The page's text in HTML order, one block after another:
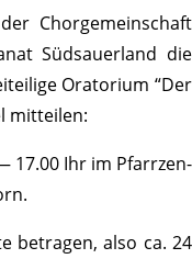
Chor­ge­mein­schaft
Südsauer­land die
Orato­rium “Der
mitteilen:
17.00 Ihr im Pfarr­zen­
betragen, also ca. 24